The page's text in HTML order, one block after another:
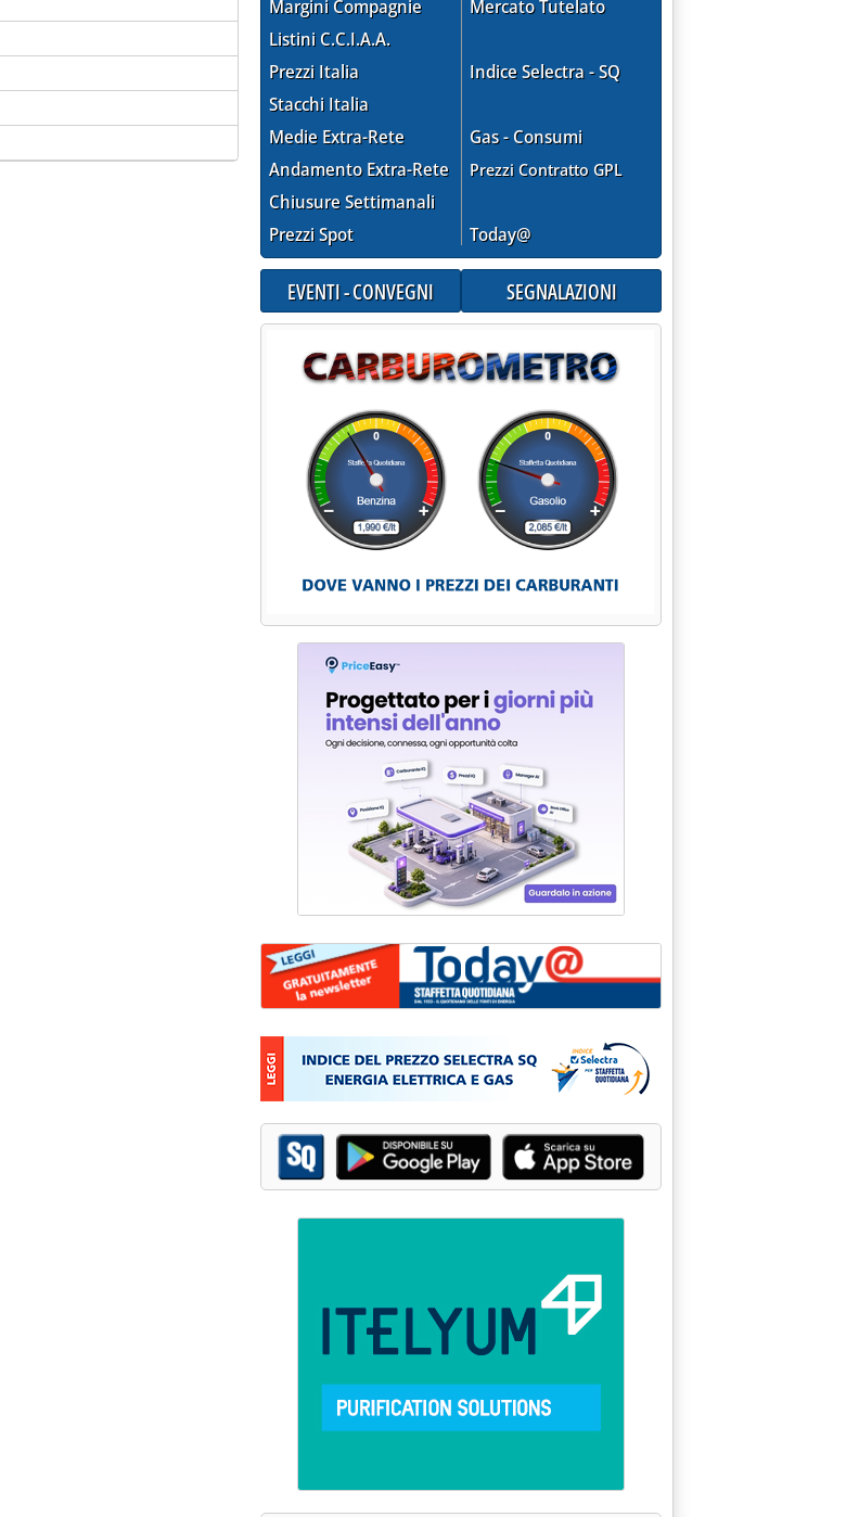
Margini Compagnie
Listini C.C.I.A.A.
Prezzi Italia
Stacchi Italia
Medie Extra-Rete
Andamento Extra-Rete
Chiusure Settimanali
Prezzi Spot
Mercato Tutelato
Indice Selectra - SQ
Gas - Consumi
Prezzi Contratto GPL
Today@
EVENTI - CONVEGNI SEGNALAZIONI